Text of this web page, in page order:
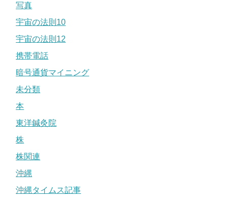
写真
宇宙の法則10
宇宙の法則12
携帯電話
暗号通貨マイニング
未分類
本
東洋鍼灸院
株
株関連
沖縄
沖縄タイムス記事